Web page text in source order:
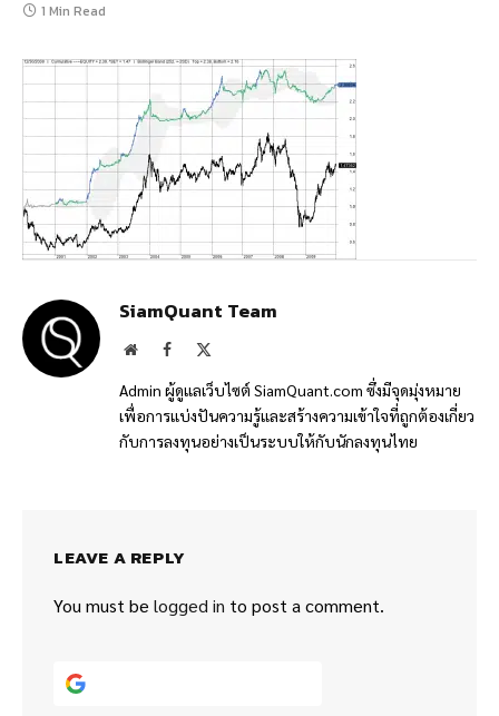
1 Min Read
SiamQuant Team
WebsiteFacebook
Admin ผู้ดูแลเว็บไซต์ SiamQuant.com ซึ่งมีจุดมุ่งหมาย
เพื่อการแบ่งปันความรู้และสร้างความเข้าใจที่ถูกต้องเกี่ยว
กับการลงทุนอย่างเป็นระบบให้กับนักลงทุนไทย
LEAVE A REPLY
You must be logged in to post a comment.